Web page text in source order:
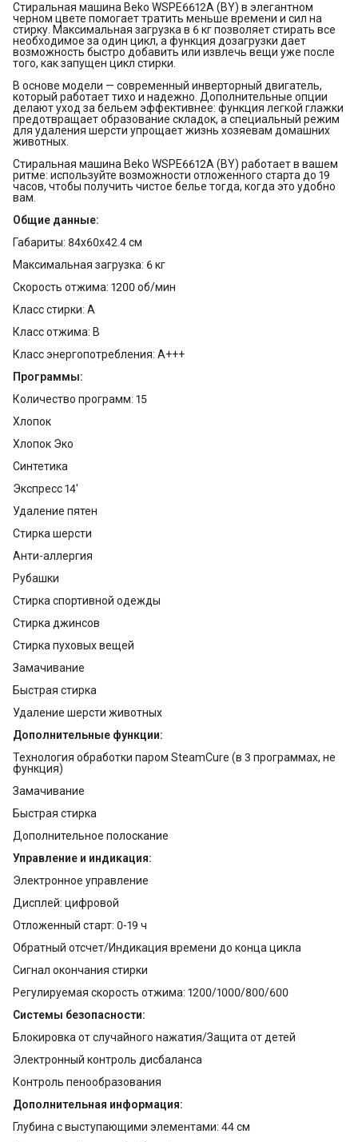
Стиральная машина Beko WSPE6612A (BY) в элегантном
черном цвете помогает тратить меньше времени и сил на
стирку. Максимальная загрузка в 6 кг позволяет стирать все
необходимое за один цикл, а функция дозагрузки дает
возможность быстро добавить или извлечь вещи уже после
того, как запущен цикл стирки.
В основе модели — современный инверторный двигатель,
который работает тихо и надежно. Дополнительные опции
делают уход за бельем эффективнее: функция легкой глажки
предотвращает образование складок, а специальный режим
для удаления шерсти упрощает жизнь хозяевам домашних
животных.
Стиральная машина Beko WSPE6612A (BY) работает в вашем
ритме: используйте возможности отложенного старта до 19
часов, чтобы получить чистое белье тогда, когда это удобно
вам.
Общие данные:
Габариты: 84x60x42.4 см
Максимальная загрузка: 6 кг
Скорость отжима: 1200 об/мин
Класс стирки: A
Класс отжима: B
Класс энергопотребления: A+++
Программы:
Количество программ: 15
Хлопок
Хлопок Эко
Синтетика
Экспресс 14'
Удаление пятен
Стирка шерсти
Анти-аллергия
Рубашки
Стирка спортивной одежды
Стирка джинсов
Стирка пуховых вещей
Замачивание
Быстрая стирка
Удаление шерсти животных
Дополнительные функции:
Технология обработки паром SteamCure (в 3 программах, не
функция)
Замачивание
Быстрая стирка
Дополнительное полоскание
Управление и индикация:
Электронное управление
Дисплей: цифровой
Отложенный старт: 0-19 ч
Обратный отсчет/Индикация времени до конца цикла
Сигнал окончания стирки
Регулируемая скорость отжима: 1200/1000/800/600
Системы безопасности:
Блокировка от случайного нажатия/Защита от детей
Электронный контроль дисбаланса
Контроль пенообразования
Дополнительная информация:
Глубина с выступающими элементами: 44 см